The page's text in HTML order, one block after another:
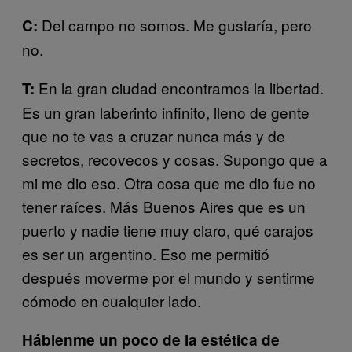
C: Del campo no somos. Me gustaría, pero
no.
T: En la gran ciudad encontramos la libertad.
Es un gran laberinto infinito, lleno de gente
que no te vas a cruzar nunca más y de
secretos, recovecos y cosas. Supongo que a
mi me dio eso. Otra cosa que me dio fue no
tener raíces. Más Buenos Aires que es un
puerto y nadie tiene muy claro, qué carajos
es ser un argentino. Eso me permitió
después moverme por el mundo y sentirme
cómodo en cualquier lado.
Háblenme un poco de la estética de